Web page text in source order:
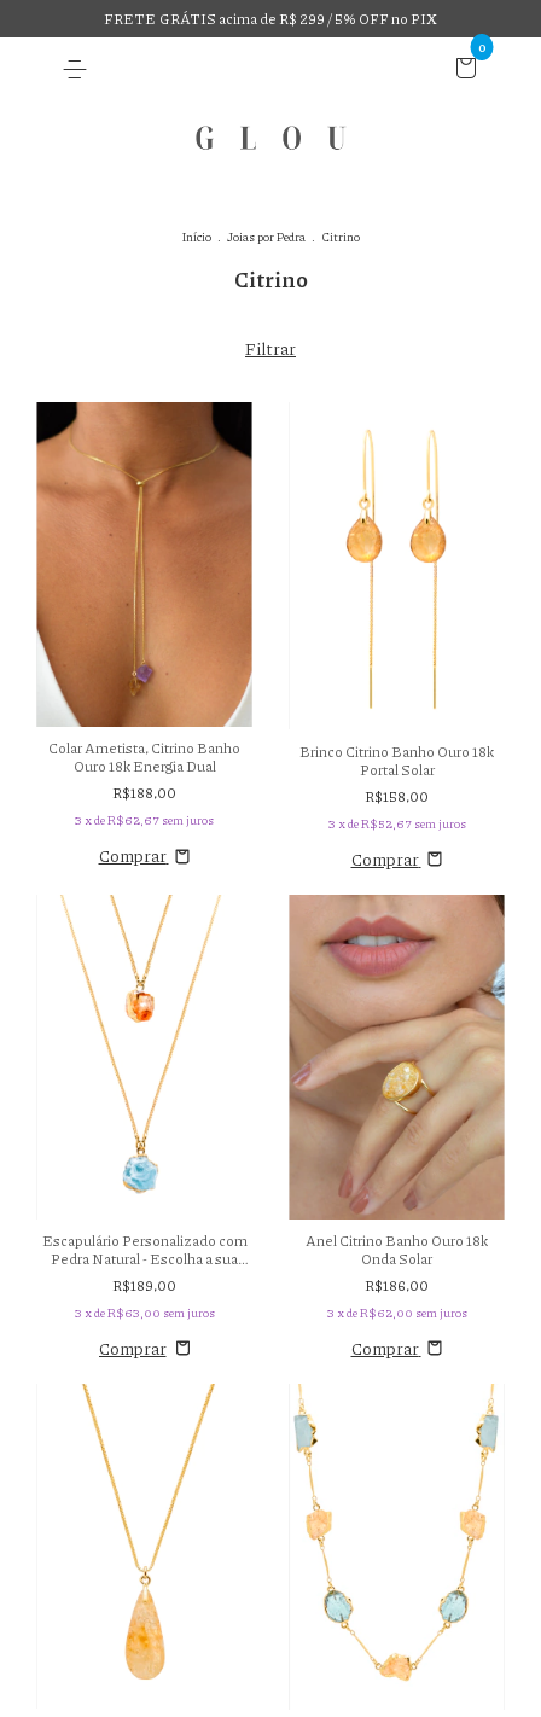
FRETE GRÁTIS acima de R$ 299 / 5% OFF no PIX
0
Início . Joias por Pedra . Citrino
Citrino
Filtrar
Colar Ametista, Citrino Banho
Ouro 18k Energia Dual
R$188,00
3 x deR$62,67 sem juros
Comprar
Brinco Citrino Banho Ouro 18k
Portal Solar
R$158,00
3 x deR$52,67 sem juros
Comprar
Escapulário Personalizado com
Pedra Natural - Escolha a sua
Pedra - Banho Ouro 18k
R$189,00
3 x deR$63,00 sem juros
Anel Citrino Banho Ouro 18k
Onda Solar
R$186,00
3 x deR$62,00 sem juros
Comprar